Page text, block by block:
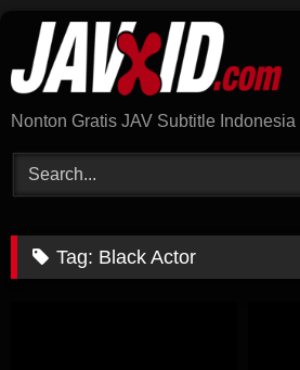
content
Nonton Gratis JAV Subtitle Indonesia
Tag: Black Actor